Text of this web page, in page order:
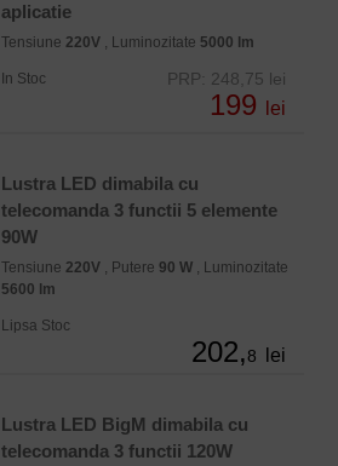
aplicatie
Tensiune 220V , Luminozitate 5000 lm
In Stoc PRP: 248,75 lei
199 lei
Lustra LED dimabila cu
telecomanda 3 functii 5 elemente
90W
Tensiune 220V , Putere 90 W , Luminozitate
5600 lm
Lipsa Stoc
202,8 lei
Lustra LED BigM dimabila cu
telecomanda 3 functii 120W